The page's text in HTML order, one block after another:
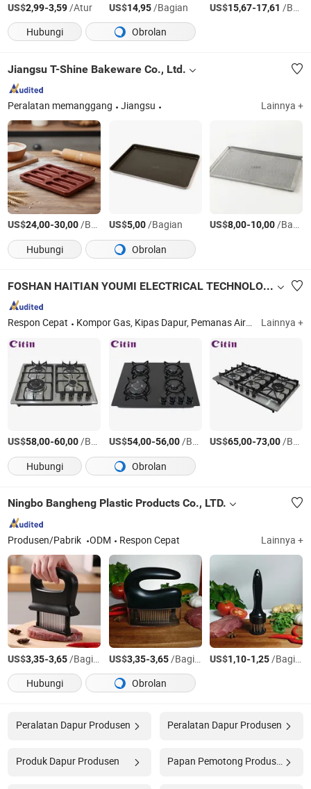
US$2,99-3,59/Atur US$14,95/Bagian US$15,67-17,61 /Bagian
Hubungi
Obrolan
Jiangsu T-Shine Bakeware Co., Ltd.
Peralatan memanggang Jiangsu Lainnya +
US$24,00-30,00/Bagian US$5,00/Bagian US$8,00-10,00/Bagian
Hubungi
Obrolan
FOSHAN HAITIAN YOUMI ELECTRICAL TECHNOLOGY CO.,LTD
Respon Cepat Kompor Gas, Kipas Dapur, Pemanas Air Gas, Boiler Gas, Kompor Induksi, Kompor Keramik Lainnya +
US$58,00-60,00/Bagian US$54,00-56,00/Bagian US$65,00-73,00/Bagian
Hubungi
Obrolan
Ningbo Bangheng Plastic Products Co., LTD.
Produsen/Pabrik ODM Respon Cepat Lainnya +
US$3,35-3,65/Bagian US$3,35-3,65/Bagian US$1,10-1,25/Bagian
Hubungi
Obrolan
Peralatan Dapur Produsen Peralatan Dapur Produsen
Produk Dapur Produsen Papan Pemotong Produsen